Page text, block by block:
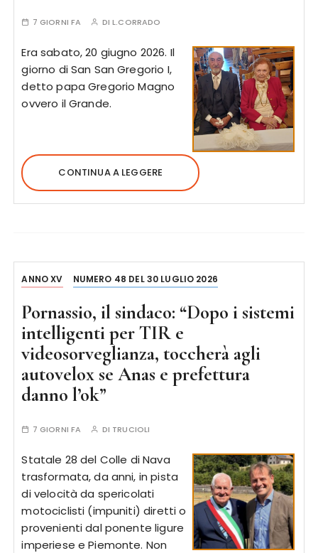
7 GIORNI FA DIL.CORRADO
Era sabato, 20 giugno 2026. Il
giorno di San San Gregorio I,
detto papa Gregorio Magno
ovvero il Grande.
CONTINUA A LEGGERE
ANNO XV NUMERO 48 DEL 30 LUGLIO 2026
Pornassio, il sindaco: “Dopo i sistemi
intelligenti per TIR e
videosorveglianza, toccherà agli
autovelox se Anas e prefettura
danno l’ok”
7 GIORNI FA DI TRUCIOLI
Statale 28 del Colle di Nava
trasformata, da anni, in pista
di velocità da spericolati
motociclisti (impuniti) diretti o
provenienti dal ponente ligure
imperiese e Piemonte. Non